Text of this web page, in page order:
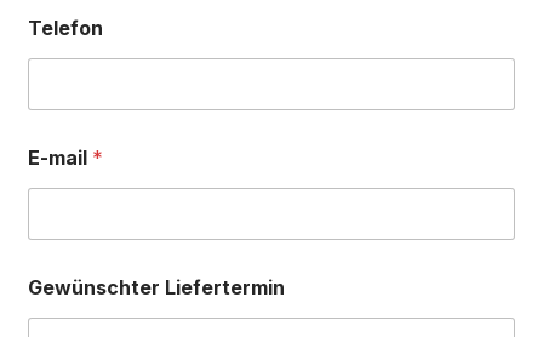
Deutsch
Telefon
E-mail *
Gewünschter Liefertermin